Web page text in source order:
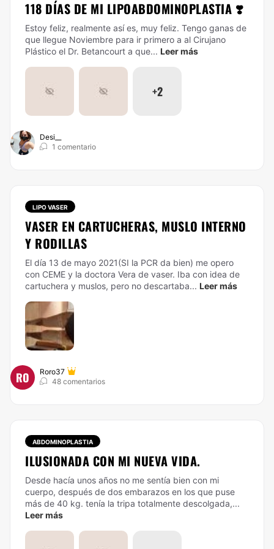
118 DÍAS DE MI LIPOABDOMINOPLASTIA ❣️
Estoy feliz, realmente así es, muy feliz. Tengo ganas de
que llegue Noviembre para ir primero a al Cirujano
Plástico el Dr. Betancourt a que... Leer más
+2
Desi__
1 comentario
LIPO VASER
VASER EN CARTUCHERAS, MUSLO INTERNO
Y RODILLAS
El día 13 de mayo 2021(SI la PCR da bien) me opero
con CEME y la doctora Vera de vaser. Iba con idea de
cartuchera y muslos, pero no descartaba... Leer más
RO
Roro37
48 comentarios
ABDOMINOPLASTIA
ILUSIONADA CON MI NUEVA VIDA.
Desde hacía unos años no me sentía bien con mi
cuerpo, después de dos embarazos en los que puse
más de 40 kg. tenía la tripa totalmente descolgada,...
Leer más